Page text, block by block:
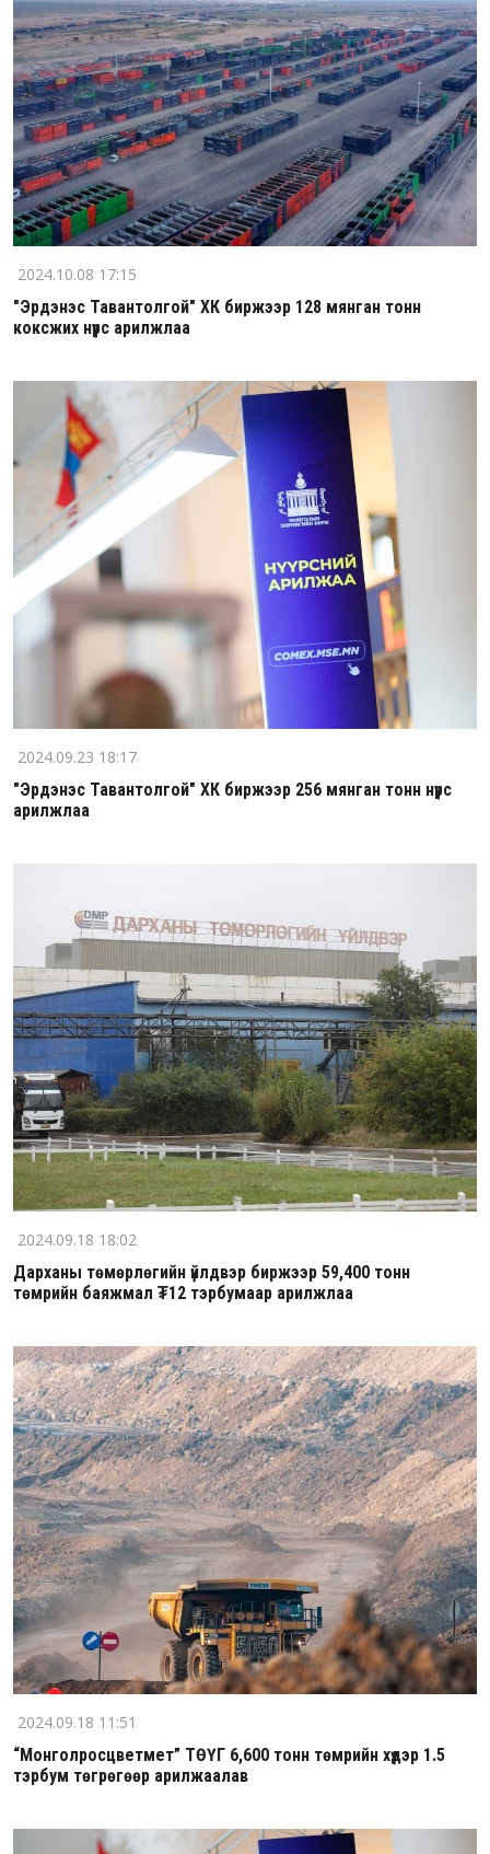
2024.10.08 17:15
"Эрдэнэс Тавантолгой" ХК биржээр 128 мянган тонн
коксжих нүүрс арилжлаа
2024.09.23 18:17
"Эрдэнэс Тавантолгой" ХК биржээр 256 мянган тонн нүүрс
арилжлаа
2024.09.18 18:02
Дарханы төмөрлөгийн үйлдвэр биржээр 59,400 тонн
төмрийн баяжмал ₮12 тэрбумаар арилжлаа
2024.09.18 11:51
“Монголросцветмет” ТӨҮГ 6,600 тонн төмрийн хүдэр 1.5
тэрбум төгрөгөөр арилжаалав